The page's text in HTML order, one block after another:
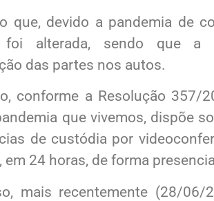
que, devido a pandemia de
foi alterada, sendo que a
das partes nos autos.
conforme a Resolução 357/
que vivemos, dispõe
de custódia por
em 24 horas, de forma
mais recentemente (28/06/